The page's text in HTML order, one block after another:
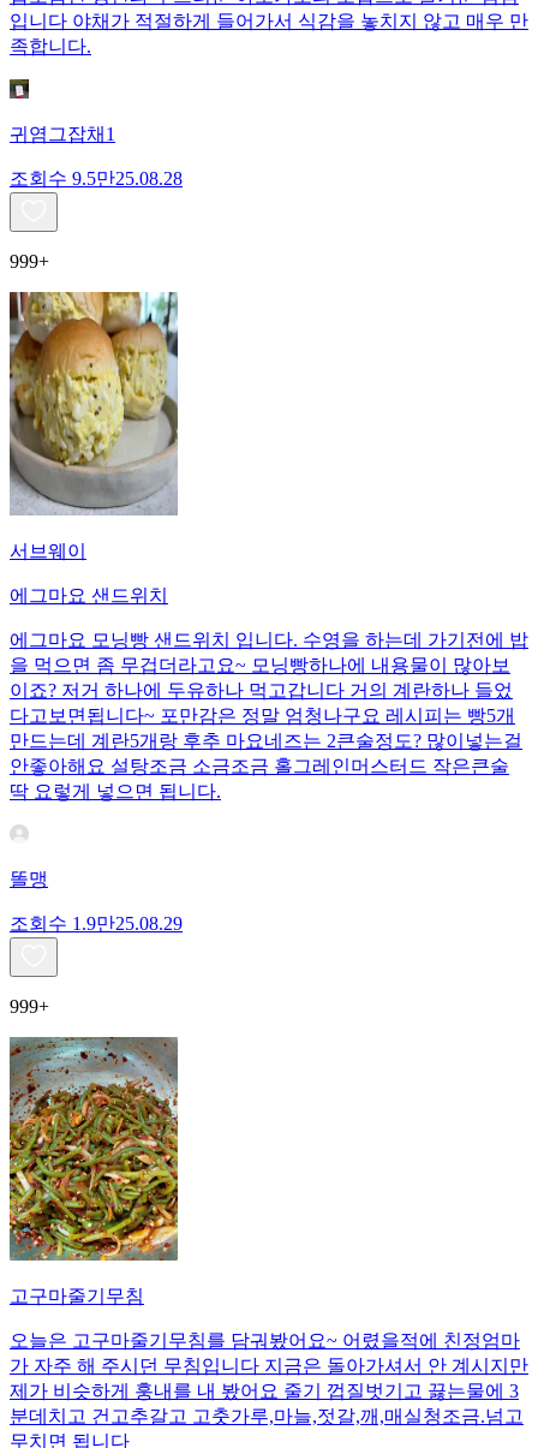
입니다 야채가 적절하게 들어가서 식감을 놓치지 않고 매우 만
족합니다.
귀염그잡채1
조회수 9.5만25.08.28
999+
서브웨이
에그마요 샌드위치
에그마요 모닝빵 샌드위치 입니다. 수영을 하는데 가기전에 밥
을 먹으면 좀 무겁더라고요~ 모닝빵하나에 내용물이 많아보
이죠? 저거 하나에 두유하나 먹고갑니다 거의 계란하나 들었
다고보면됩니다~ 포만감은 정말 엄청나구요 레시피는 빵5개
만드는데 계란5개랑 후추 마요네즈는 2큰술정도? 많이넣는걸
안좋아해요 설탕조금 소금조금 홀그레인머스터드 작은큰술
딱 요렇게 넣으면 됩니다.
똘맹
조회수 1.9만25.08.29
999+
고구마줄기무침
오늘은 고구마줄기무침를 담궈봤어요~ 어렸을적에 친정엄마
가 자주 해 주시던 무침입니다 지금은 돌아가셔서 안 계시지만
제가 비슷하게 훙내를 내 봤어요 줄기 껍질벗기고 끓는물에 3
분데치고 건고추갈고 고춧가루,마늘,젓갈,깨,매실청조금.넘고
무치면 됩니다